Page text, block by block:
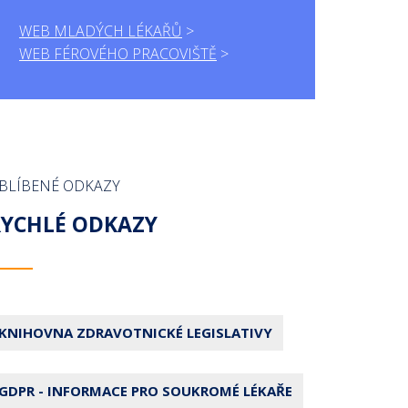
WEB MLADÝCH LÉKAŘŮ
WEB FÉROVÉHO PRACOVIŠTĚ
ODKAZY
ODKAZY
ZDRAVOTNICKÉ LEGISLATIVY
- INFORMACE PRO SOUKROMÉ LÉKAŘE